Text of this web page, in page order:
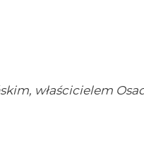
właścicielem